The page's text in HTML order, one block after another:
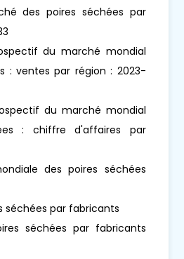
des poires séchées par
du marché mondial
: ventes par région : 2023-
du marché mondial
: chiffre d'affaires par
des poires séchées
séchées par fabricants
séchées par fabricants